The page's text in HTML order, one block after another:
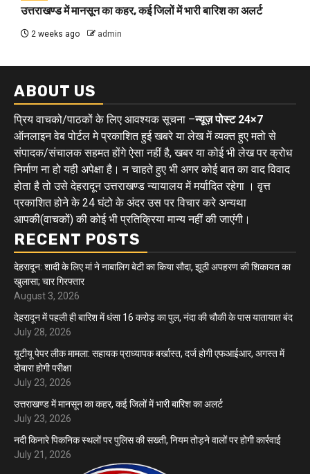
उत्तराखण्ड में मानसून का कहर, कई जिलों में भारी बारिश का अलर्ट
2 weeks ago admin
ABOUT US
प्रिय वाचको/पाठकों के लिए आवश्यक सूचना –न्यूज़ पोस्ट 24×7
ऑनलाइन वेब पोर्टल मे प्रकाशित हुई खबरे या लेख में व्यक्त हुए मतो से
संपादक/संचालक सहमत होंगे ऐसा नहीं है, खबर या कोई भी लेख पर क्रोध
निर्माण ना हो यही अपेक्षा है। न चाहते हुए भी अगर कोई बात का वाद विवाद
होता है तो उसे देहरादून उत्तराखण्ड न्यायालय में मर्यादित रहेगा । वृत्त
प्रकाशित होने के 24 घंटो के अंदर उस पर विचार करे अन्यथा
आपकी(वाचकों) की कोई भी प्रतिक्रिया मान्य नहीं की जाएंगी।
RECENT POSTS
देहरादून: शादी के लिए मां ने नाबालिग बेटी का किया सौदा, झूठी अपहरण की शिकायत का
खुलासा; चार गिरफ्तार
August 3, 2026
देहरादून में पहली ही बारिश में धंसा 16 करोड़ का पुल, नंदा की चौकी के पास यातायात बंद
July 28, 2026
यूटीयू पेपर लीक मामला: सहायक प्राध्यापक बर्खास्त, दर्ज होगी एफआईआर, अगस्त में
दोबारा होगी परीक्षा
July 23, 2026
उत्तराखण्ड में मानसून का कहर, कई जिलों में भारी बारिश का अलर्ट
July 23, 2026
नदी किनारे पिकनिक स्थलों पर पुलिस की सख्ती, नियम तोड़ने वालों पर होगी कार्रवाई
July 21, 2026